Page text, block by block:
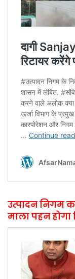
उत्पादन निगम
माला पहन होगा